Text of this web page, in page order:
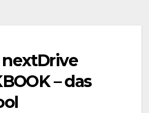
nextDrive
– das